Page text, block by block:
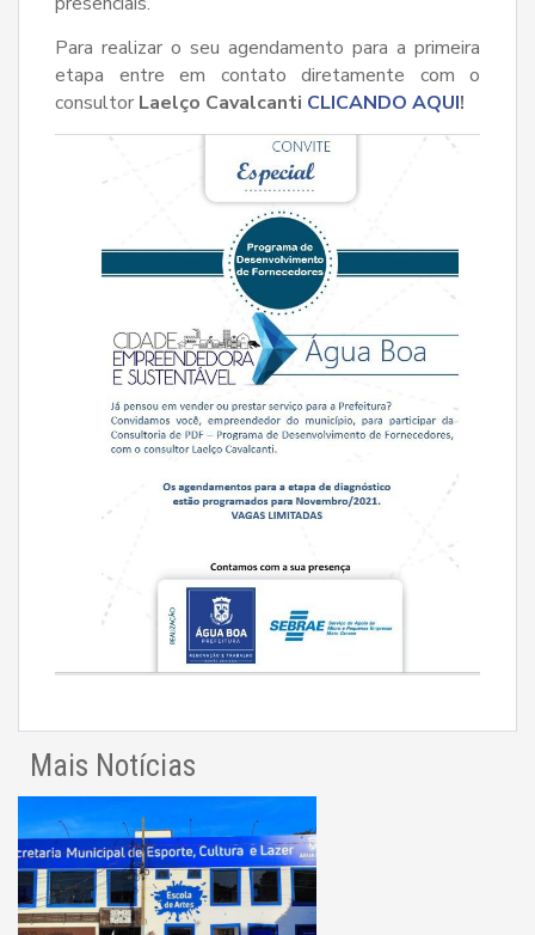
Para realizar o seu agendamento para a primeira
etapa entre em contato diretamente com o
consultor Laelço Cavalcanti CLICANDO AQUI!
Mais Notícias